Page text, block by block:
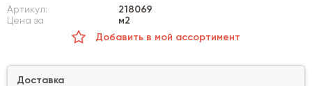
Артикул:
218069
Цена за
м2
Добавить в мой ассортимент
Доставка